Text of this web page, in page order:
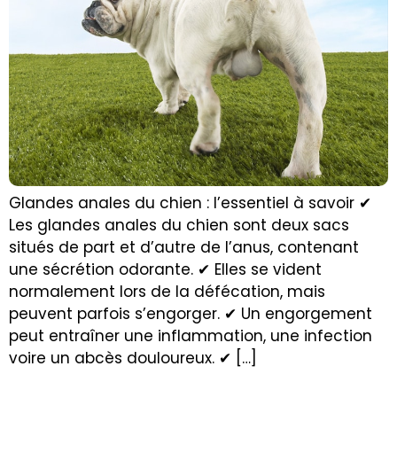
Glandes anales du chien : l’essentiel à savoir ✔
Les glandes anales du chien sont deux sacs
situés de part et d’autre de l’anus, contenant
une sécrétion odorante. ✔ Elles se vident
normalement lors de la défécation, mais
peuvent parfois s’engorger. ✔ Un engorgement
peut entraîner une inflammation, une infection
voire un abcès douloureux. ✔ […]